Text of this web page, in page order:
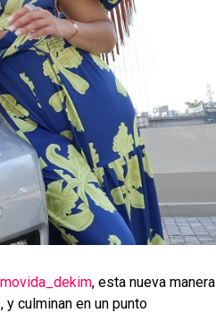
, esta nueva manera
culminan en un punto